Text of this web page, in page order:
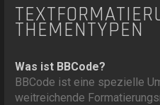
THEMENTYPEN
Was ist BBCode?
BBCode ist eine spezielle
weitreichende